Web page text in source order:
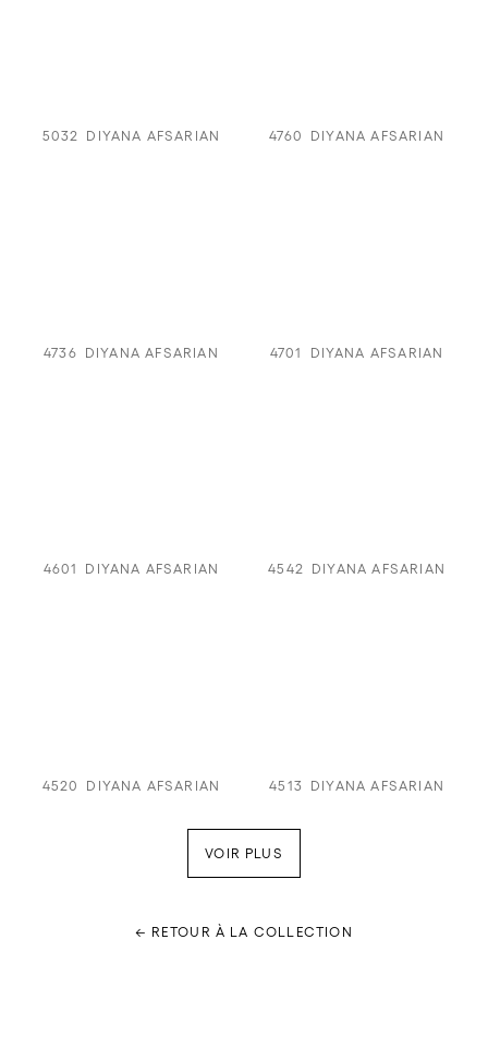
5032 DIYANA AFSARIAN 4760 DIYANA AFSARIAN
4736 DIYANA AFSARIAN 4701 DIYANA AFSARIAN
4601 DIYANA AFSARIAN 4542 DIYANA AFSARIAN
4520 DIYANA AFSARIAN 4513 DIYANA AFSARIAN
VOIR PLUS
← RETOUR À LA COLLECTION